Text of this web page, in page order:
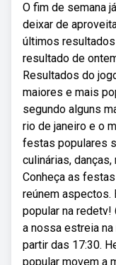
O fim de semana
deixar de
últimos
resultado de
Resultados do
maiores e mais
segundo alguns
rio de janeiro e o
festas populares
culinárias,
Conheça as
reúnem
popular na redetv!
a nossa estreia
partir das 17:30.
popular movem a